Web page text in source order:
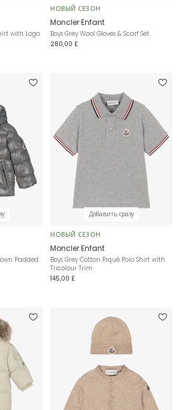
with Logo
НОВЫЙ СЕЗОН
Moncler Enfant
Boys Grey Wool Gloves & Scarf Set
280,00 £
Padded
Добавить сразу
НОВЫЙ СЕЗОН
Moncler Enfant
Boys Grey Cotton Piqué Polo Shirt with
Tricolour Trim
145,00 £